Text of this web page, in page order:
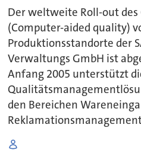
Der weltweite Roll-out des
(Computer-aided quality)
Produktionsstandorte der
Verwaltungs GmbH ist
Anfang 2005 unterstützt
den Bereichen